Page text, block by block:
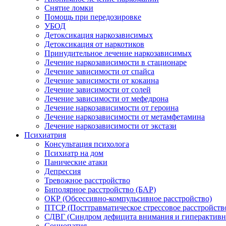
Снятие ломки
Помощь при передозировке
УБОД
Детоксикация наркозависимых
Детоксикация от наркотиков
Принудительное лечение наркозависимых
Лечение наркозависимости в стационаре
Лечение зависимости от спайса
Лечение зависимости от кокаина
Лечение зависимости от солей
Лечение зависимости от мефедрона
Лечение наркозависимости от героина
Лечение наркозависимости от метамфетамина
Лечение наркозависимости от экстази
Психиатрия
Консультация психолога
Психиатр на дом
Панические атаки
Депрессия
Тревожное расстройство
Биполярное расстройство (БАР)
ОКР (Обсессивно-компульсивное расстройство)
ПТСР (Посттравматическое стрессовое
СДВГ (Синдром дефицита внимания и